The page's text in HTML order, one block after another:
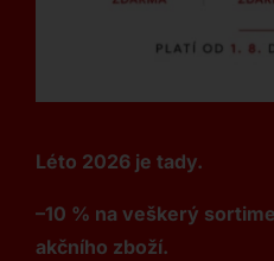
Léto 2026 je tady.
–10 % na veškerý
akčního zboží.